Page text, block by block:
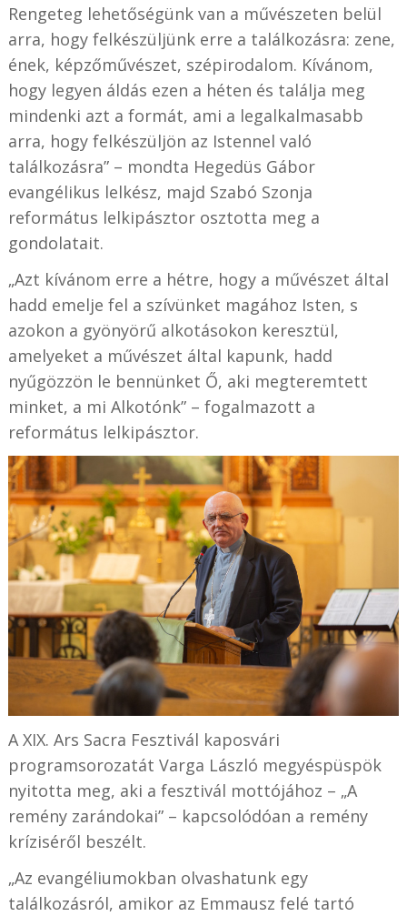
Rengeteg lehetőségünk van a művészeten belül
arra, hogy felkészüljünk erre a találkozásra: zene,
ének, képzőművészet, szépirodalom. Kívánom,
hogy legyen áldás ezen a héten és találja meg
mindenki azt a formát, ami a legalkalmasabb
arra, hogy felkészüljön az Istennel való
találkozásra” – mondta Hegedüs Gábor
evangélikus lelkész, majd Szabó Szonja
református lelkipásztor osztotta meg a
gondolatait.
„Azt kívánom erre a hétre, hogy a művészet által
hadd emelje fel a szívünket magához Isten, s
azokon a gyönyörű alkotásokon keresztül,
amelyeket a művészet által kapunk, hadd
nyűgözzön le bennünket Ő, aki megteremtett
minket, a mi Alkotónk” – fogalmazott a
református lelkipásztor.
A XIX. Ars Sacra Fesztivál kaposvári
programsorozatát Varga László megyéspüspök
nyitotta meg, aki a fesztivál mottójához – „A
remény zarándokai” – kapcsolódóan a remény
kríziséről beszélt.
„Az evangéliumokban olvashatunk egy
találkozásról, amikor az Emmausz felé tartó